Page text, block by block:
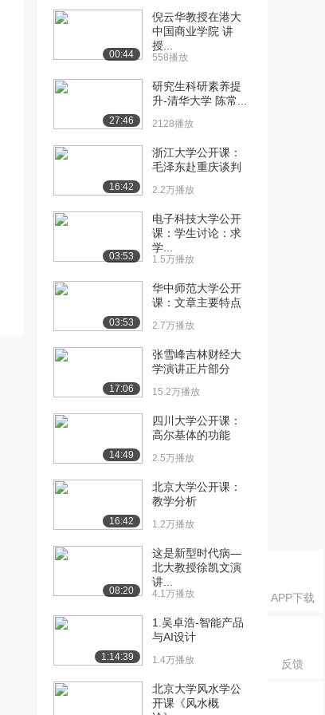
APP下载
反馈
[10] 湖南大学公开课：武
1.0万播放
01:06
[11] 湖南大学公开课：唐
03:00
[12] 湖南大学公开课：宋
00:58
[13] 湖南大学公开课：宋
05:41
[14] 湖南大学公开课：宋
真宗的科举改革措...
22:30
[15] 湖南大学公开课：实
施糊名誊录的影响...
宋中叶的制度建设...
行取士与考试取士...
试公平与区域公平...
[19] 湖南大学公开课：科
举对宋代社会的影...
[20] 湖南大学公开课：辽
朝科举的特点
7873播放
00:44
倪云华教授在港大
中国商业学院 讲
授...
558播放
27:46
研究生科研素养提
升-清华大学 陈常...
2128播放
16:42
浙江大学公开课：
毛泽东赴重庆谈判
2.2万播放
03:53
电子科技大学公开
课：学生讨论：求
学...
1.5万播放
03:53
华中师范大学公开
课：文章主要特点
2.7万播放
17:06
张雪峰吉林财经大
学演讲正片部分
15.2万播放
14:49
四川大学公开课：
高尔基体的功能
2.5万播放
16:42
北京大学公开课：
教学分析
1.2万播放
08:20
这是新型时代病—
北大教授徐凯文演
讲...
4.1万播放
1:14:39
1.吴卓浩-智能产品
与AI设计
1.4万播放
北京大学风水学公
开课《风水概